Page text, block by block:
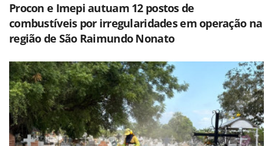
Procon e Imepi autuam 12 postos de
combustíveis por irregularidades em operação na
região de São Raimundo Nonato